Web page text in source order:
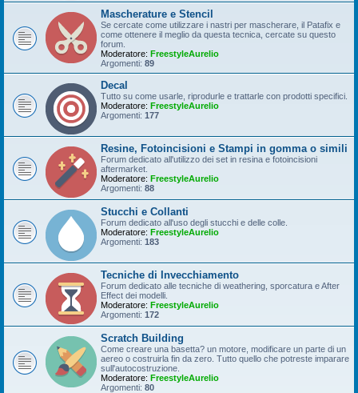
Mascherature e Stencil
Se cercate come utilizzare i nastri per mascherare, il Patafix e
come ottenere il meglio da questa tecnica, cercate su questo
forum.
Moderatore: FreestyleAurelio
Argomenti: 89
Decal
Tutto su come usarle, riprodurle e trattarle con prodotti specifici.
Moderatore: FreestyleAurelio
Argomenti: 177
Resine, Fotoincisioni e Stampi in gomma o simili
Forum dedicato all'utilizzo dei set in resina e fotoincisioni
aftermarket.
Moderatore: FreestyleAurelio
Argomenti: 88
Stucchi e Collanti
Forum dedicato all'uso degli stucchi e delle colle.
Moderatore: FreestyleAurelio
Argomenti: 183
Tecniche di Invecchiamento
Forum dedicato alle tecniche di weathering, sporcatura e After
Effect dei modelli.
Moderatore: FreestyleAurelio
Argomenti: 172
Scratch Building
Come creare una basetta? un motore, modificare un parte di un
aereo o costruirla fin da zero. Tutto quello che potreste imparare
sull'autocostruzione.
Moderatore: FreestyleAurelio
Argomenti: 80